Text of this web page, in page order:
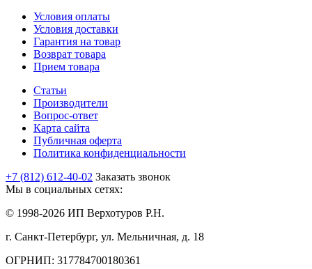
Условия оплаты
Условия доставки
Гарантия на товар
Возврат товара
Прием товара
Статьи
Производители
Вопрос-ответ
Карта сайта
Публичная оферта
Политика конфиденциальности
+7 (812) 612-40-02 Заказать звонок
Мы в социальных сетях:
© 1998-2026 ИП Верхотуров Р.Н.
г. Санкт-Петербург, ул. Мельничная, д. 18
ОГРНИП: 317784700180361